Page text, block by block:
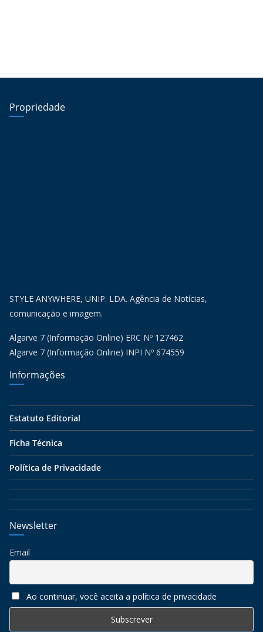
Propriedade
STYLE ANYWHERE, UNIP. LDA. Agência de Notícias,
comunicação e imagem.
Algarve 7 (Informação Online) ERC Nº 127462
Algarve 7 (Informação Online) INPI Nº 674559
Informações
Estatuto Editorial
Ficha Técnica
Política de Privacidade
Newsletter
Email
Ao continuar, você aceita a política de privacidade